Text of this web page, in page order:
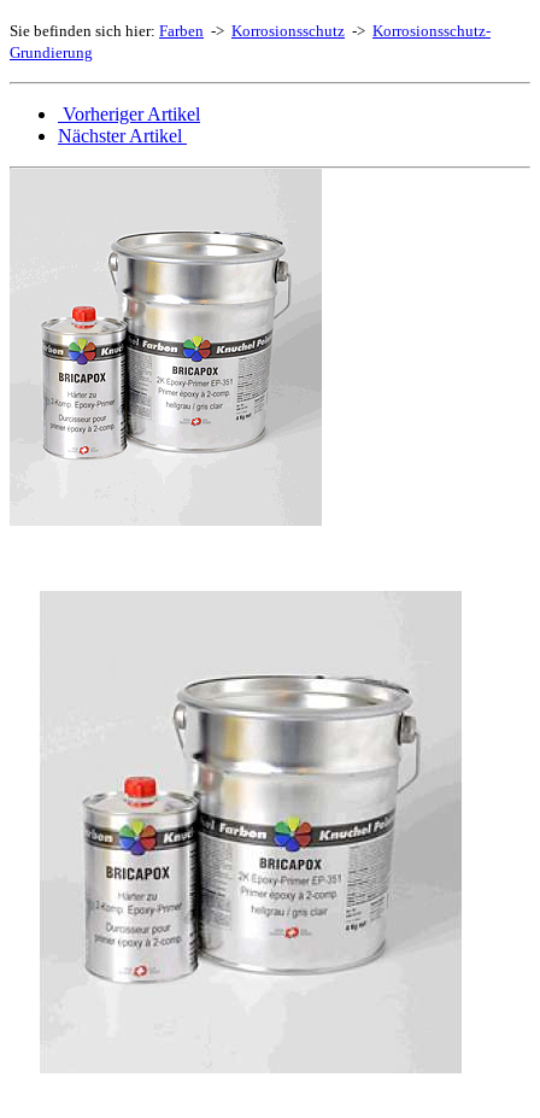
Sie befinden sich hier: Farben -> Korrosionsschutz -> Korrosionsschutz-
Grundierung
Vorheriger Artikel
Nächster Artikel